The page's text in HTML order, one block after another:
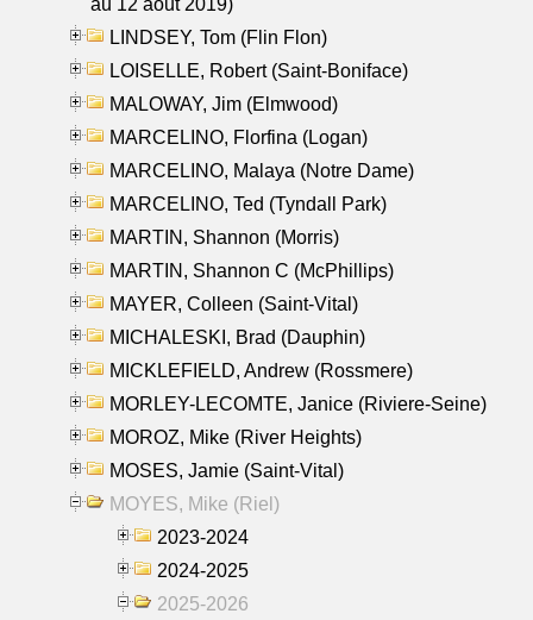
LINDSEY, Tom (Flin Flon)
LOISELLE, Robert (Saint-Boniface)
MALOWAY, Jim (Elmwood)
MARCELINO, Florfina (Logan)
MARCELINO, Malaya (Notre Dame)
MARCELINO, Ted (Tyndall Park)
MARTIN, Shannon (Morris)
MARTIN, Shannon C (McPhillips)
MAYER, Colleen (Saint-Vital)
MICHALESKI, Brad (Dauphin)
MICKLEFIELD, Andrew (Rossmere)
MORLEY-LECOMTE, Janice (Riviere-Seine)
MOROZ, Mike (River Heights)
MOSES, Jamie (Saint-Vital)
MOYES, Mike (Riel)
2023-2024
2024-2025
2025-2026